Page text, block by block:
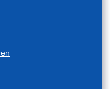
Bau und Planung